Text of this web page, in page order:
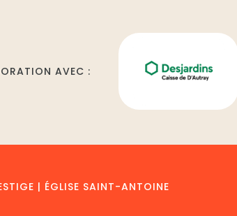
AVEC :
| ÉGLISE SAINT-ANTOINE